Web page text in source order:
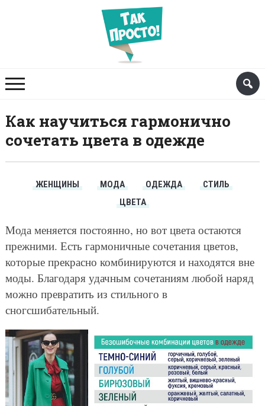
Как научиться гармонично
сочетать цвета в одежде
ЖЕНЩИНЫ МОДА ОДЕЖДА
СТИЛЬ
ЦВЕТА
Мода меняется постоянно, но вот цвета остаются
прежними. Есть гармоничные сочетания цветов,
которые прекрасно комбинируются и находятся вне
моды. Благодаря удачным сочетаниям любой наряд
можно превратить из стильного в
сногсшибательный.